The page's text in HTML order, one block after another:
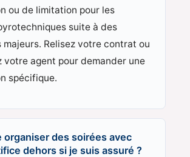
ou de limitation pour les
suite à des
Relisez votre contrat ou
votre agent pour demander une
spécifique.
organiser des soirées avec
dehors si je suis assuré ?